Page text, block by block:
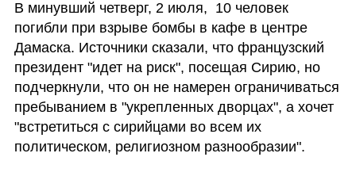
В минувший четверг, 2 июля,  10 человек
погибли при взрыве бомбы в кафе в центре
Дамаска. Источники сказали, что французский
президент "идет на риск", посещая Сирию, но
подчеркнули, что он не намерен ограничиваться
пребыванием в "укрепленных дворцах", а хочет
"встретиться с сирийцами во всем их
политическом, религиозном разнообразии".